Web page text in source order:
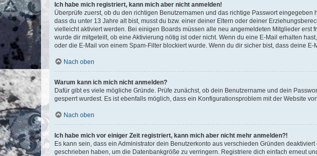
Ich habe mich registriert, kann mich aber nicht anmelden!
Überprüfe zuerst, ob du den richtigen Benutzernamen und das richtige Passwort
dass du unter 13 Jahre alt bist, musst du bzw. einer deiner Eltern oder deiner
vielleicht aktiviert werden. Bei einigen Boards müssen alle neu angemeldeten Mitglieder
wurde dir mitgeteilt, ob eine Aktivierung nötig ist oder nicht. Wenn du eine E-Mail erhalten
oder die E-Mail von einem Spam-Filter blockiert wurde. Wenn du dir sicher bist, dass deine
Nach oben
Warum kann ich mich nicht anmelden?
Dafür gibt es viele mögliche Gründe. Prüfe zunächst, ob dein Benutzername und dein
gesperrt wurdest. Es ist ebenfalls möglich, dass ein Konfigurationsproblem mit der Website
Nach oben
Ich habe mich vor einiger Zeit registriert, kann mich aber nicht mehr anmelden?!
Es kann sein, dass ein Administrator dein Benutzerkonto aus verschieden Gründen
geschrieben haben, um die Datenbankgröße zu verringern. Registriere dich einfach erneut